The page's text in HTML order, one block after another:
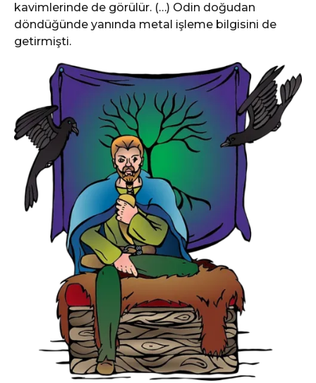
kavimlerinde de görülür. (…) Odin doğudan
döndüğünde yanında metal işleme bilgisini de
getirmişti.